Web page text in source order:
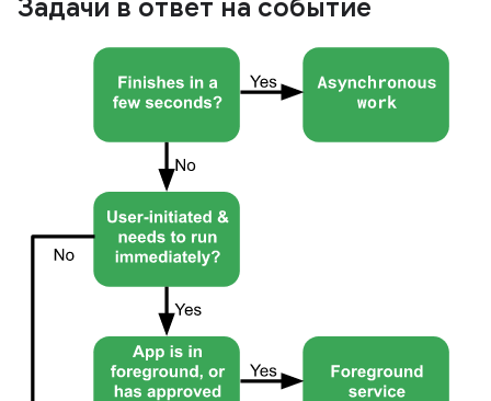
Задачи в ответ на событие